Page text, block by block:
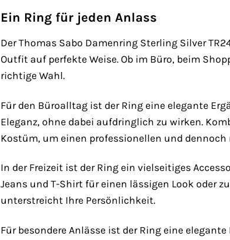
Ein Ring für jeden Anlass
Der Thomas Sabo Damenring Sterling Silver
Outfit auf perfekte Weise. Ob im Büro, beim
richtige Wahl.
Für den Büroalltag ist der Ring eine elegante
Eleganz, ohne dabei aufdringlich zu wirken.
Kostüm, um einen professionellen und dennoch
In der Freizeit ist der Ring ein vielseitiges
Jeans und T-Shirt für einen lässigen Look oder
unterstreicht Ihre Persönlichkeit.
Für besondere Anlässe ist der Ring eine